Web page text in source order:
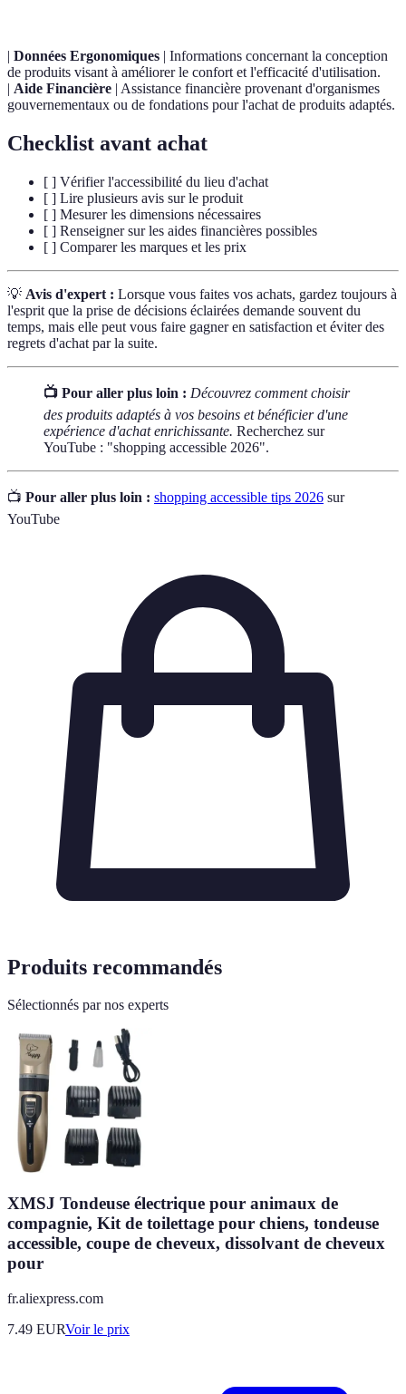
| Données Ergonomiques | Informations concernant la conception
de produits visant à améliorer le confort et l'efficacité d'utilisation.
| Aide Financière | Assistance financière provenant d'organismes
gouvernementaux ou de fondations pour l'achat de produits adaptés.
Checklist avant achat
[ ] Vérifier l'accessibilité du lieu d'achat
[ ] Lire plusieurs avis sur le produit
[ ] Mesurer les dimensions nécessaires
[ ] Renseigner sur les aides financières possibles
[ ] Comparer les marques et les prix
💡 Avis d'expert : Lorsque vous faites vos achats, gardez toujours à
l'esprit que la prise de décisions éclairées demande souvent du
temps, mais elle peut vous faire gagner en satisfaction et éviter des
regrets d'achat par la suite.
📺 Pour aller plus loin : Découvrez comment choisir
des produits adaptés à vos besoins et bénéficier d'une
expérience d'achat enrichissante. Recherchez sur
YouTube : "shopping accessible 2026".
📺 Pour aller plus loin : shopping accessible tips 2026 sur
YouTube
Produits recommandés
Sélectionnés par nos experts
XMSJ Tondeuse électrique pour animaux de
compagnie, Kit de toilettage pour chiens, tondeuse
accessible, coupe de cheveux, dissolvant de cheveux
pour
fr.aliexpress.com
7.49 EURVoir le prix